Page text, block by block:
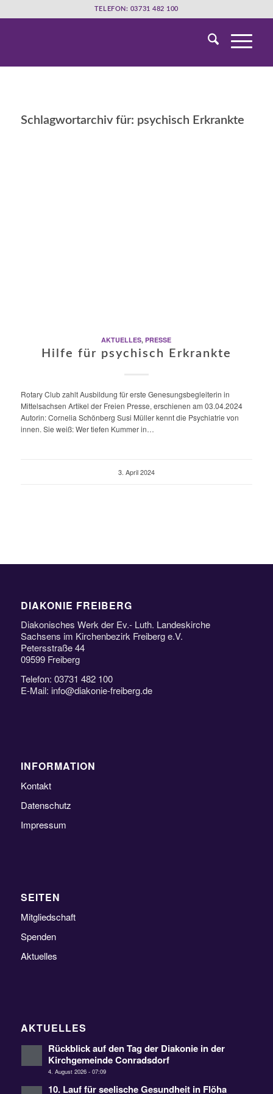
TELEFON: 03731 482 100
Schlagwortarchiv für: psychisch Erkrankte
AKTUELLES,PRESSE
Hilfe für psychisch Erkrankte
Rotary Club zahlt Ausbildung für erste Genesungsbegleiterin in
Mittelsachsen Artikel der Freien Presse, erschienen am 03.04.2024
Autorin: Cornelia Schönberg Susi Müller kennt die Psychiatrie von
innen. Sie weiß: Wer tiefen Kummer in…
3. April 2024
DIAKONIE FREIBERG
Diakonisches Werk der Ev.- Luth. Landeskirche
Sachsens im Kirchenbezirk Freiberg e.V.
Petersstraße 44
09599 Freiberg
Telefon: 03731 482 100
E-Mail: info@diakonie-freiberg.de
INFORMATION
Kontakt
Datenschutz
Impressum
SEITEN
Mitgliedschaft
Spenden
Aktuelles
AKTUELLES
Rückblick auf den Tag der Diakonie in der
Kirchgemeinde Conradsdorf
4. August 2026 - 07:09
10. Lauf für seelische Gesundheit in Flöha